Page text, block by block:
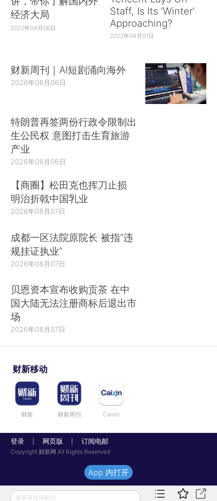
经济大局
2022年04月06日
Staff, Is Its ‘Winter’
Approaching?
2022年04月01日
财新周刊｜AI短剧涌向海外
2026年08月06日
特朗普再签两份行政令限制出
生公民权 意图打击生育旅游
产业
2026年08月06日
【商圈】松田克也挥刀止损
明治折戟中国乳业
2026年08月07日
成都一区法院原院长 被指“违
规挂证执业”
2026年08月07日
贝恩资本宣布收购贡茶 在中
国大陆无法注册商标后退出市
场
2026年08月07日
财新移动
财新 财新周刊 Caixin
登录 网页版 订阅电邮
Copyright 财新网 All Rights Reserved
发表评论得积分
App 内打开